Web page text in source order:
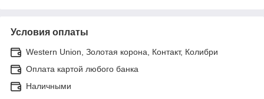
Условия оплаты
Western Union, Золотая корона, Контакт, Колибри
Оплата картой любого банка
Наличными